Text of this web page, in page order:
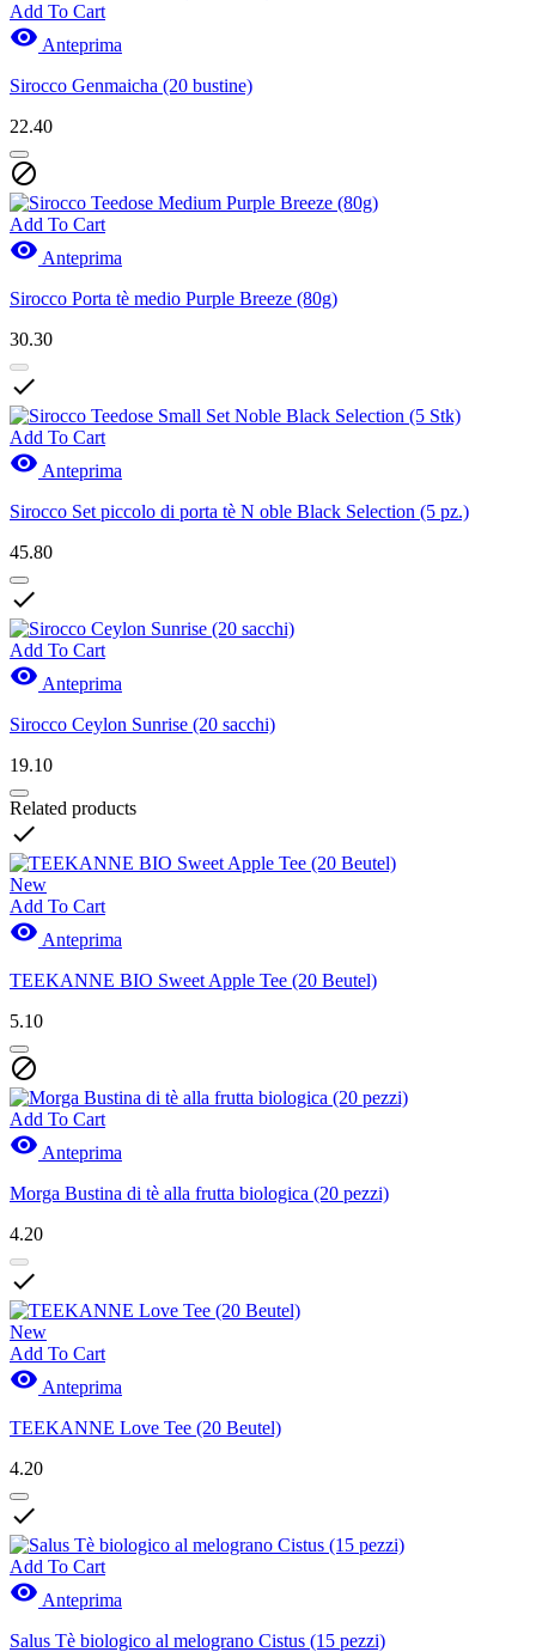
Add To Cart
 Anteprima
Sirocco Genmaicha (20 bustine)
22.40

Add To Cart
 Anteprima
Sirocco Porta tè medio Purple Breeze (80g)
30.30

Add To Cart
 Anteprima
Sirocco Set piccolo di porta tè N oble Black Selection (5 pz.)
45.80

Add To Cart
 Anteprima
Sirocco Ceylon Sunrise (20 sacchi)
19.10
Related products

New
Add To Cart
 Anteprima
TEEKANNE BIO Sweet Apple Tee (20 Beutel)
5.10

Add To Cart
 Anteprima
Morga Bustina di tè alla frutta biologica (20 pezzi)
4.20

New
Add To Cart
 Anteprima
TEEKANNE Love Tee (20 Beutel)
4.20

Add To Cart
 Anteprima
Salus Tè biologico al melograno Cistus (15 pezzi)